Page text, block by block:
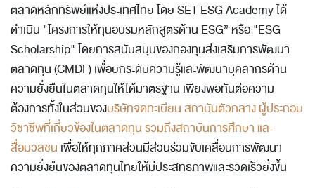
ตลาดหลักทรัพย์แห่งประเทศไทย โดยSET ESG Academy ได้
ดำเนิน "โครงการให้ทุนอบรมหลักสูตรด้าน ESG” หรือ "ESG
Scholarship" โดยการสนับสนุนของกองทุนส่งเสริมการพัฒนา
ตลาดทุน (CMDF) เพื่อยกระดับความรู้และพัฒนาบุคลากรด้าน
ความยั่งยืนในตลาดทุนให้ได้มาตรฐาน เพียงพอทันต่อความ
ต้องการทั้งในส่วนของบริษัทจดทะเบียน สถาบันตัวกลาง ผู้ประกอบ
วิชาชีพที่เกี่ยวข้องในตลาดทุน รวมถึงสถาบันการศึกษา และ
สื่อมวลชน เพื่อให้ทุกภาคส่วนมีส่วนร่วมขับเคลื่อนการพัฒนา
ความยั่งยืนของตลาดทุนไทยให้มีประสิทธิภาพและรวดเร็วยิ่งขึ้น